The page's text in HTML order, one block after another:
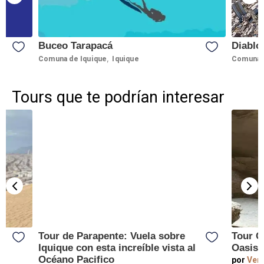
Buceo Tarapacá
Comuna de Iquique Iquique Comuna
Tours que te podrían interesar
Tour de Parapente: Vuela sobre
Iquique con esta increíble vista al
Océano Pacifico
Tour
Oasis
por